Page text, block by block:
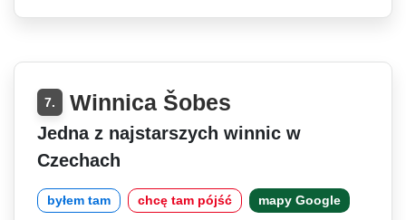
7. Winnica Šobes
Jedna z najstarszych winnic w
Czechach
byłem tam chcę tam pójść mapy Google